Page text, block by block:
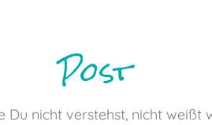
Post
nicht verstehst, nicht